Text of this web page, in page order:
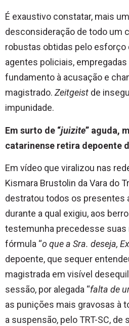
É exaustivo constatar, mais
desconsideração de todo um
robustas obtidas pelo esforço
agentes policiais,
fundamento à acusação e
magistrado. Zeitgeist de
impunidade.
Em surto de “juizite” aguda,
catarinense retira depoente
Em vídeo que viralizou nas
Kismara Brustolin da Vara do
destratou todos os presentes
durante a qual exigiu, aos
testemunha precedesse suas
fórmula “o que a Sra. deseja,
depoente, que sequer
magistrada em visível
sessão, por alegada “falta de
as punições mais gravosas à
a suspensão, pelo TRT-SC, de